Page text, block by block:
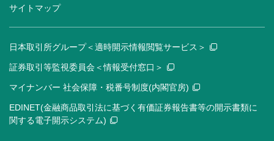
サイトマップ
日本取引所グループ＜適時開示情報閲覧サービス＞
証券取引等監視委員会＜情報受付窓口＞
マイナンバー 社会保障・税番号制度(内閣官房)
EDINET(金融商品取引法に基づく有価証券報告書等の開示書類に
関する電子開示システム)